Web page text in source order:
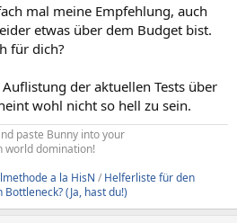
mal meine Empfehlung, auch
etwas über dem Budget bist.
für dich?
der aktuellen Tests über
wohl nicht so hell zu sein.
paste Bunny into your
world domination!
a la HisN / Helferliste für den
Bottleneck? (Ja, hast du!)